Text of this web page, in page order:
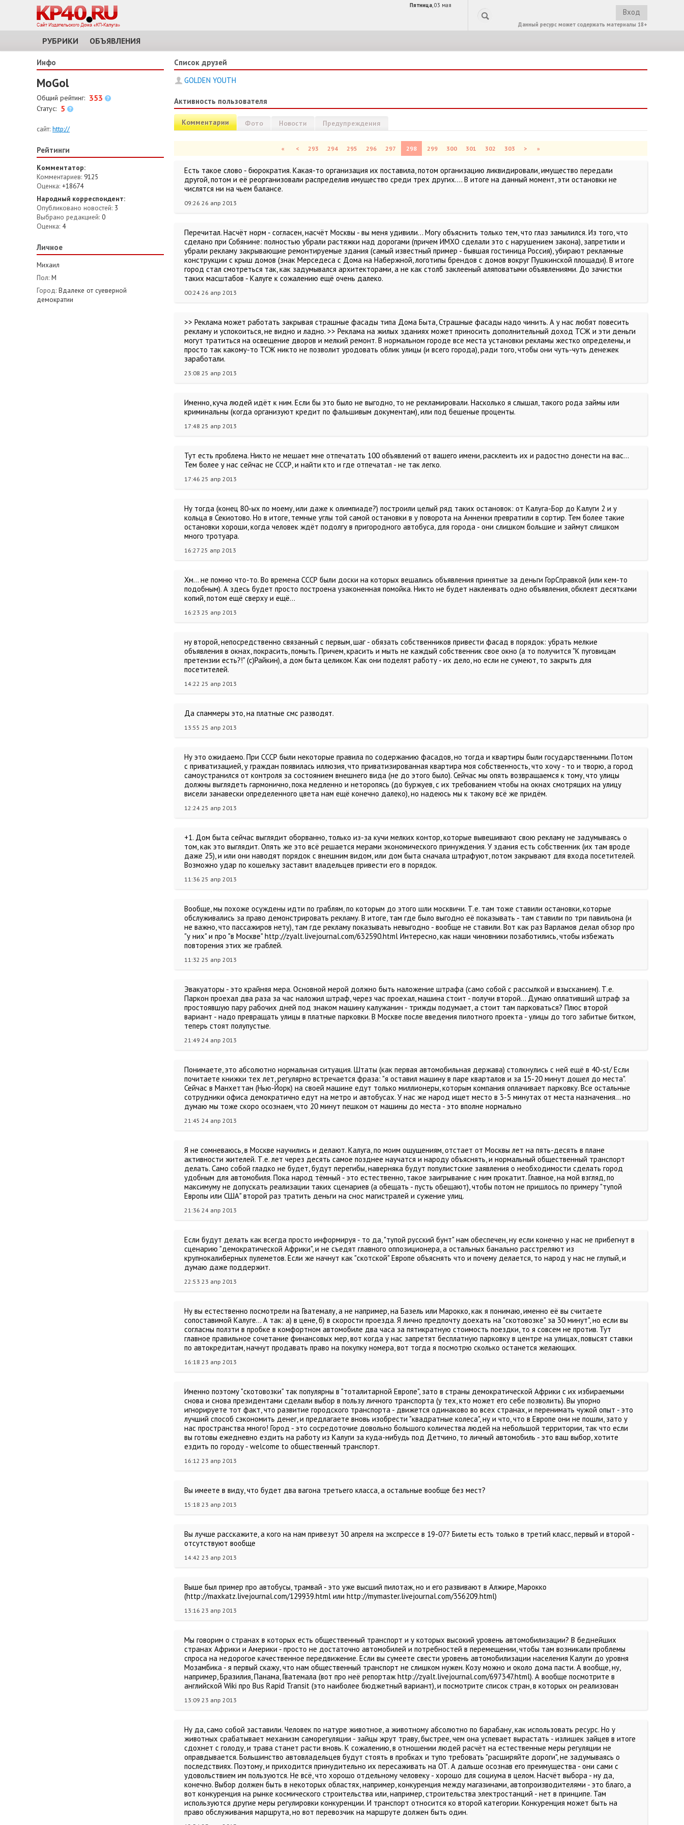
Пятница, 03 мая
Вход
Данный ресурс может содержать материалы 18+
РУБРИКИ ОБЪЯВЛЕНИЯ
Инфо
MoGol
Общий рейтинг: 353
Статус: 5
сайт: http://
Рейтинги
Комментатор:
Комментариев: 9125
Оценка: +18674
Народный корреспондент:
Опубликовано новостей: 3
Выбрано редакцией: 0
Оценка: 4
Личное
Михаил
Пол: М
Город: Вдалеке от суеверной
демократии
Список друзей
GOLDEN YOUTH
Активность пользователя
Комментарии Фото Новости Предупреждения
« < 293 294 295 296 297 298 299 300 301 302 303 > »
Есть такое слово - бюрократия. Какая-то организация их поставила, потом организацию ликвидировали, имущество передали
другой, потом и её реорганизовали распределив имущество среди трех других.... В итоге на данный момент, эти остановки не
числятся ни на чьем балансе.
09:26 26 апр 2013
Перечитал. Насчёт норм - согласен, насчёт Москвы - вы меня удивили... Могу объяснить только тем, что глаз замылился. Из того, что
сделано при Собянине: полностью убрали растяжки над дорогами (причем ИМХО сделали это с нарушением закона), запретили и
убрали рекламу закрывающие ремонтируемые здания (самый известный пример - бывшая гостиница Россия), убирают рекламные
конструкции с крыш домов (знак Мерседеса с Дома на Набержной, логотипы брендов с домов вокруг Пушкинской площади). В итоге
город стал смотреться так, как задумывался архитекторами, а не как столб заклееный аляповатыми объявлениями. До зачистки
таких масштабов - Калуге к сожалению ещё очень далеко.
00:24 26 апр 2013
>> Реклама может работать закрывая страшные фасады типа Дома Быта, Страшные фасады надо чинить. А у нас любят повесить
рекламу и успокоиться, не видно и ладно. >> Реклама на жилых зданиях может приносить дополнительный доход ТСЖ и эти деньги
могут тратиться на освещение дворов и мелкий ремонт. В нормальном городе все места установки рекламы жестко определены, и
просто так какому-то ТСЖ никто не позволит уродовать облик улицы (и всего города), ради того, чтобы они чуть-чуть денежек
заработали.
23:08 25 апр 2013
Именно, куча людей идёт к ним. Если бы это было не выгодно, то не рекламировали. Насколько я слышал, такого рода займы или
криминальны (когда организуют кредит по фальшивым документам), или под бешеные проценты.
17:48 25 апр 2013
Тут есть проблема. Никто не мешает мне отпечатать 100 объявлений от вашего имени, расклеить их и радостно донести на вас...
Тем более у нас сейчас не СССР, и найти кто и где отпечатал - не так легко.
17:46 25 апр 2013
Ну тогда (конец 80-ых по моему, или даже к олимпиаде?) построили целый ряд таких остановок: от Калуга-Бор до Калуги 2 и у
кольца в Секиотово. Но в итоге, темные углы той самой остановки в у поворота на Анненки превратили в сортир. Тем более такие
остановки хороши, когда человек ждёт подолгу в пригородного автобуса, для города - они слишком большие и займут слишком
много тротуара.
16:27 25 апр 2013
Хм... не помню что-то. Во времена СССР были доски на которых вешались объявления принятые за деньги ГорСправкой (или кем-то
подобным). А здесь будет просто построена узаконенная помойка. Никто не будет наклеивать одно объявления, обклеят десятками
копий, потом ещё сверху и ещё...
16:23 25 апр 2013
ну второй, непосредственно связанный с первым, шаг - обязать собственников привести фасад в порядок: убрать мелкие
объявления в окнах, покрасить, помыть. Причем, красить и мыть не каждый собственник свое окно (а то получится "К пуговицам
претензии есть?!" (с)Райкин), а дом быта целиком. Как они поделят работу - их дело, но если не сумеют, то закрыть для
посетителей.
14:22 25 апр 2013
Да спаммеры это, на платные смс разводят.
13:55 25 апр 2013
Ну это ожидаемо. При СССР были некоторые правила по содержанию фасадов, но тогда и квартиры были государственными. Потом
с приватизацией, у граждан появилась иллюзия, что приватизированная квартира моя собственность, что хочу - то и творю, а город
самоустранился от контроля за состоянием внешнего вида (не до этого было). Сейчас мы опять возвращаемся к тому, что улицы
должны выглядеть гармонично, пока медленно и неторопясь (до буржуев, с их требованием чтобы на окнах смотрящих на улицу
висели занавески определенного цвета нам ещё конечно далеко), но надеюсь мы к такому всё же придём.
12:24 25 апр 2013
+1. Дом быта сейчас выглядит оборванно, только из-за кучи мелких контор, которые вывешивают свою рекламу не задумываясь о
том, как это выглядит. Опять же это всё решается мерами экономического принуждения. У здания есть собственник (их там вроде
даже 25), и или они наводят порядок с внешним видом, или дом быта сначала штрафуют, потом закрывают для входа посетителей.
Возможно удар по кошельку заставит владельцев привести его в порядок.
11:36 25 апр 2013
Вообще, мы похоже осуждены идти по граблям, по которым до этого шли москвичи. Т.е. там тоже ставили остановки, которые
обслуживались за право демонстрировать рекламу. В итоге, там где было выгодно её показывать - там ставили по три павильона (и
не важно, что пассажиров нету), там где рекламу показывать невыгодно - вообще не ставили. Вот как раз Варламов делал обзор про
"у них" и про "в Москве" http://zyalt.livejournal.com/632590.html Интересно, как наши чиновники позаботились, чтобы избежать
повторения этих же граблей.
11:32 25 апр 2013
Эвакуаторы - это крайняя мера. Основной мерой должно быть наложение штрафа (само собой с рассылкой и взысканием). Т.е.
Паркон проехал два раза за час наложил штраф, через час проехал, машина стоит - получи второй... Думаю оплативший штраф за
простоявшую пару рабочих дней под знаком машину калужанин - трижды подумает, а стоит там парковаться? Плюс второй
вариант - надо превращать улицы в платные парковки. В Москве после введения пилотного проекта - улицы до того забитые битком,
теперь стоят полупустые.
21:49 24 апр 2013
Понимаете, это абсолютно нормальная ситуация. Штаты (как первая автомобильная держава) столкнулись с ней ещё в 40-st/ Если
почитаете книжки тех лет, регулярно встречается фраза: "я оставил машину в паре кварталов и за 15-20 минут дошел до места".
Сейчас в Манхеттан (Нью-Йорк) на своей машине едут только миллионеры, которым компания оплачивает парковку. Все остальные
сотрудники офиса демократично едут на метро и автобусах. У нас же народ ищет место в 3-5 минутах от места назначения... но
думаю мы тоже скоро осознаем, что 20 минут пешком от машины до места - это вполне нормально
21:45 24 апр 2013
Я не сомневаюсь, в Москве научились и делают. Калуга, по моим ощущениям, отстает от Москвы лет на пять-десять в плане
активности жителей. Т.е. лет через десять самое позднее научатся и народу объяснять, и нормальный общественный транспорт
делать. Само собой гладко не будет, будут перегибы, наверняка будут популистские заявления о необходимости сделать город
удобным для автомобиля. Пока народ тёмный - это естественно, такое заигрывание с ним прокатит. Главное, на мой взгляд, по
максимуму не допускать реализации таких сценариев (а обещать - пусть обещают), чтобы потом не пришлось по примеру "тупой
Европы или США" второй раз тратить деньги на снос магистралей и сужение улиц.
21:36 24 апр 2013
Если будут делать как всегда просто информируя - то да, "тупой русский бунт" нам обеспечен, ну если конечно у нас не прибегнут в
сценарию "демократической Африки", и не съедят главного оппозиционера, а остальных банально расстреляют из
крупнокалиберных пулеметов. Если же начнут как "скотской" Европе объяснять что и почему делается, то народ у нас не глупый, и
думаю даже поддержит.
22:53 23 апр 2013
Ну вы естественно посмотрели на Гватемалу, а не например, на Базель или Марокко, как я понимаю, именно её вы считаете
сопоставимой Калуге... А так: а) в цене, б) в скорости проезда. Я лично предпочту доехать на "скотовозке" за 30 минут", но если вы
согласны ползти в пробке в комфортном автомобиле два часа за пятикратную стоимость поездки, то я совсем не против. Тут
главное правильное сочетание финансовых мер, вот когда у нас запретят бесплатную парковку в центре на улицах, повысят ставки
по автокредитам, начнут продавать право на покупку номера, вот тогда я посмотрю сколько останется желающих.
16:18 23 апр 2013
Именно поэтому "скотовозки" так популярны в "тоталитарной Европе", зато в страны демократической Африки с их избираемыми
снова и снова президентами сделали выбор в пользу личного транспорта (у тех, кто может его себе позволить). Вы упорно
игнорируете тот факт, что развитие городского транспорта - движется одинаково во всех странах, и перенимать чужой опыт - это
лучший способ сэкономить денег, и предлагаете вновь изобрести "квадратные колеса", ну и что, что в Европе они не пошли, зато у
нас пространства много! Город - это сосредоточие довольно большого количества людей на небольшой территории, так что если
вы готовы ежедневно ездить на работу из Калуги за куда-нибудь под Детчино, то личный автомобиль - это ваш выбор, хотите
ездить по городу - welcome to общественный транспорт.
16:12 23 апр 2013
Вы имеете в виду, что будет два вагона третьего класса, а остальные вообще без мест?
15:18 23 апр 2013
Вы лучше расскажите, а кого на нам привезут 30 апреля на экспрессе в 19-07? Билеты есть только в третий класс, первый и второй -
отсутствуют вообще
14:42 23 апр 2013
Выше был пример про автобусы, трамвай - это уже высший пилотаж, но и его развивают в Алжире, Марокко
(http://maxkatz.livejournal.com/129939.html или http://mymaster.livejournal.com/356209.html)
13:16 23 апр 2013
Мы говорим о странах в которых есть общественный транспорт и у которых высокий уровень автомобилизации? В беднейших
странах Африки и Америки - просто не достаточно автомобилей и потребностей в перемещении, чтобы там возникали проблемы
спроса на недорогое качественное передвижение. Если вы сумеете свести уровень автомобилизации населения Калуги до уровня
Мозамбика - я первый скажу, что нам общественный транспорт не слишком нужен. Козу можно и около дома пасти. А вообще, ну,
например, Бразилия, Панама, Гватемала (вот про неё репортаж http://zyalt.livejournal.com/697347.html). А вообще посмотрите в
английской Wiki про Bus Rapid Transit (это наиболее бюджетный вариант), и посмотрите список стран, в которых он реализован
13:09 23 апр 2013
Ну да, само собой заставили. Человек по натуре животное, а животному абсолютно по барабану, как использовать ресурс. Но у
животных срабатывает механизм саморегуляции - зайцы жрут траву, быстрее, чем она успевает вырастать - излишек зайцев в итоге
сдохнет с голоду, и трава станет расти вновь. К сожалению, в отношении людей расчёт на естественные меры регуляции не
оправдывается. Большинство автовладельцев будут стоять в пробках и тупо требовать "расширяйте дороги", не задумываясь о
последствиях. Поэтому, и приходится принудительно их пересаживать на ОТ. А дальше осознав его преимущества - они сами с
удовольствием им пользуются. Не всё, что хорошо отдельному человеку - хорошо для социума в целом. Насчёт выбора - ну да,
конечно. Выбор должен быть в некоторых областях, например, конкуренция между магазинами, автопроизводителями - это благо, а
вот конкуренция на рынке космического строительства или, например, строительства электростанций - нет в принципе. Там
используются другие меры регулировки конкуренции. И транспорт относится ко второй категории. Конкуренция может быть на
право обслуживания маршрута, но вот перевозчик на маршруте должен быть один.